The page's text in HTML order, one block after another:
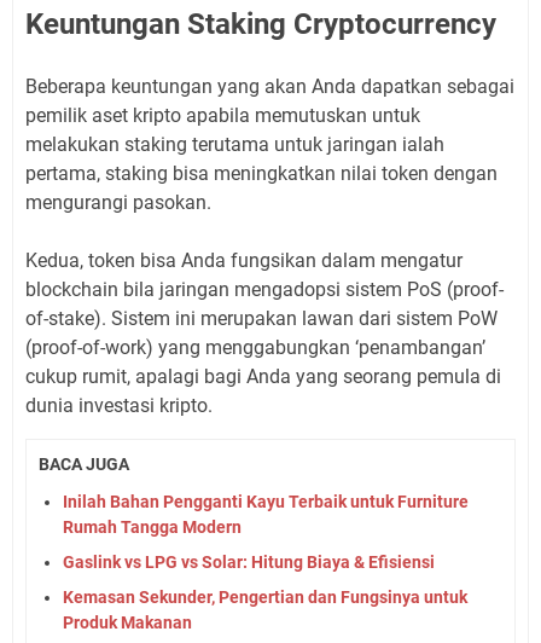
Keuntungan Staking Cryptocurrency
Beberapa keuntungan yang akan Anda dapatkan sebagai
pemilik aset kripto apabila memutuskan untuk
melakukan staking terutama untuk jaringan ialah
pertama, staking bisa meningkatkan nilai token dengan
mengurangi pasokan.
Kedua, token bisa Anda fungsikan dalam mengatur
blockchain bila jaringan mengadopsi sistem PoS (proof-
of-stake). Sistem ini merupakan lawan dari sistem PoW
(proof-of-work) yang menggabungkan ‘penambangan’
cukup rumit, apalagi bagi Anda yang seorang pemula di
dunia investasi kripto.
BACA JUGA
Inilah Bahan Pengganti Kayu Terbaik untuk Furniture
Rumah Tangga Modern
Gaslink vs LPG vs Solar: Hitung Biaya & Efisiensi
Kemasan Sekunder, Pengertian dan Fungsinya untuk
Produk Makanan